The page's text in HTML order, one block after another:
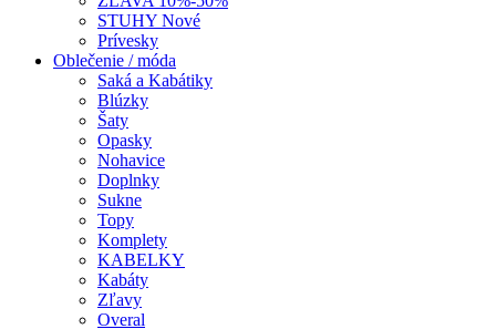
STUHY Nové
Prívesky
Oblečenie / móda
Saká a Kabátiky
Blúzky
Šaty
Opasky
Nohavice
Doplnky
Sukne
Topy
Komplety
KABELKY
Kabáty
Zľavy
Overal